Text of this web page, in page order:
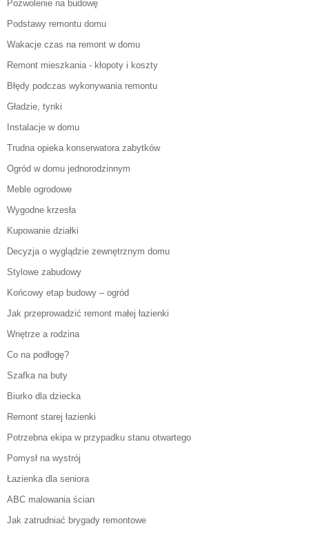
Pozwolenie na budowę
Podstawy remontu domu
Wakacje czas na remont w domu
Remont mieszkania - kłopoty i koszty
Błędy podczas wykonywania remontu
Gładzie, tynki
Instalacje w domu
Trudna opieka konserwatora zabytków
Ogród w domu jednorodzinnym
Meble ogrodowe
Wygodne krzesła
Kupowanie działki
Decyzja o wyglądzie zewnętrznym domu
Stylowe zabudowy
Końcowy etap budowy – ogród
Jak przeprowadzić remont małej łazienki
Wnętrze a rodzina
Co na podłogę?
Szafka na buty
Biurko dla dziecka
Remont starej łazienki
Potrzebna ekipa w przypadku stanu otwartego
Pomysł na wystrój
Łazienka dla seniora
ABC malowania ścian
Jak zatrudniać brygady remontowe